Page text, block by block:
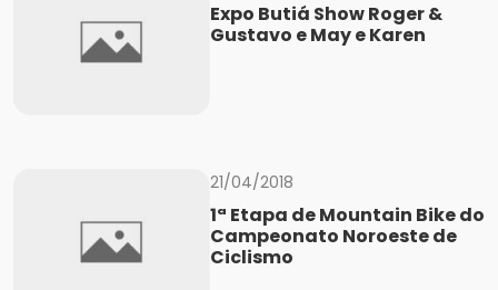
Expo Butiá Show Roger &
Gustavo e May e Karen
21/04/2018
1ª Etapa de Mountain Bike do
Campeonato Noroeste de
Ciclismo